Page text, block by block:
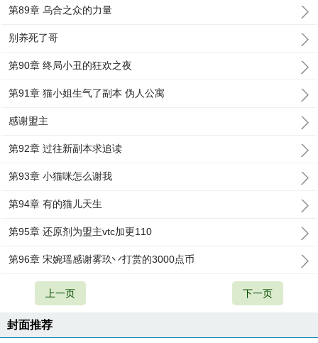
第89章 乌合之众的力量
别养死了哥
第90章 终局小丑的狂欢之夜
第91章 猫小姐生气了副本 伪人公寓
感谢盟主
第92章 过往新副本求追读
第93章 小猫咪怎么谢我
第94章 有的猫儿天生
第95章 还原剂为盟主vtc加更110
第96章 宋婉瑶感谢雾玖丷打赏的3000点币
上一页 下一页
封面推荐